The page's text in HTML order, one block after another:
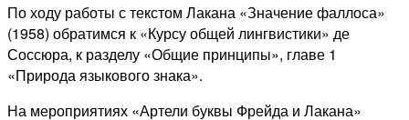
По ходу работы с текстом Лакана «Значение фаллоса»
(1958) обратимся к «Курсу общей лингвистики» де
Соссюра, к разделу «Общие принципы», главе 1
«Природа языкового знака».
На мероприятиях «Артели буквы Фрейда и Лакана»